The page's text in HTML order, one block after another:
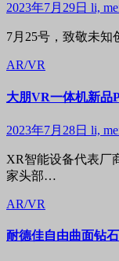
2023年7月29日 li,
7月25号，致敬未
AR/VR
大朋VR一体机新品
2023年7月28日 li,
XR智能设备代表厂
家头部…
AR/VR
耐德佳自由曲面钻